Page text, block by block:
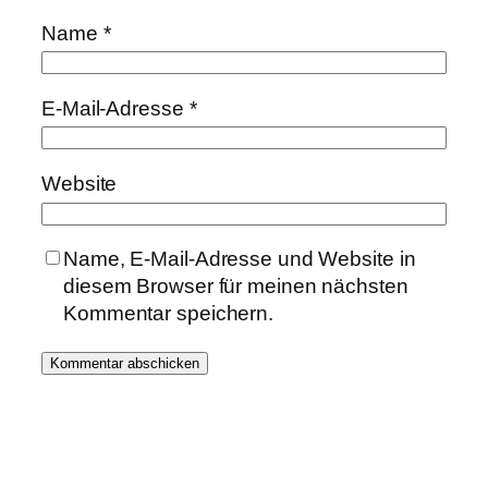
Name *
E-Mail-Adresse *
Website
Name, E-Mail-Adresse und Website in
diesem Browser für meinen nächsten
Kommentar speichern.